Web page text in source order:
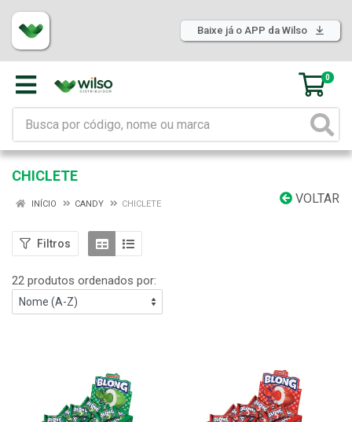
Baixe já o APP da Wilso
0
CHICLETE
VOLTAR
INÍCIO CANDY CHICLETE
Filtros
22 produtos ordenados por: